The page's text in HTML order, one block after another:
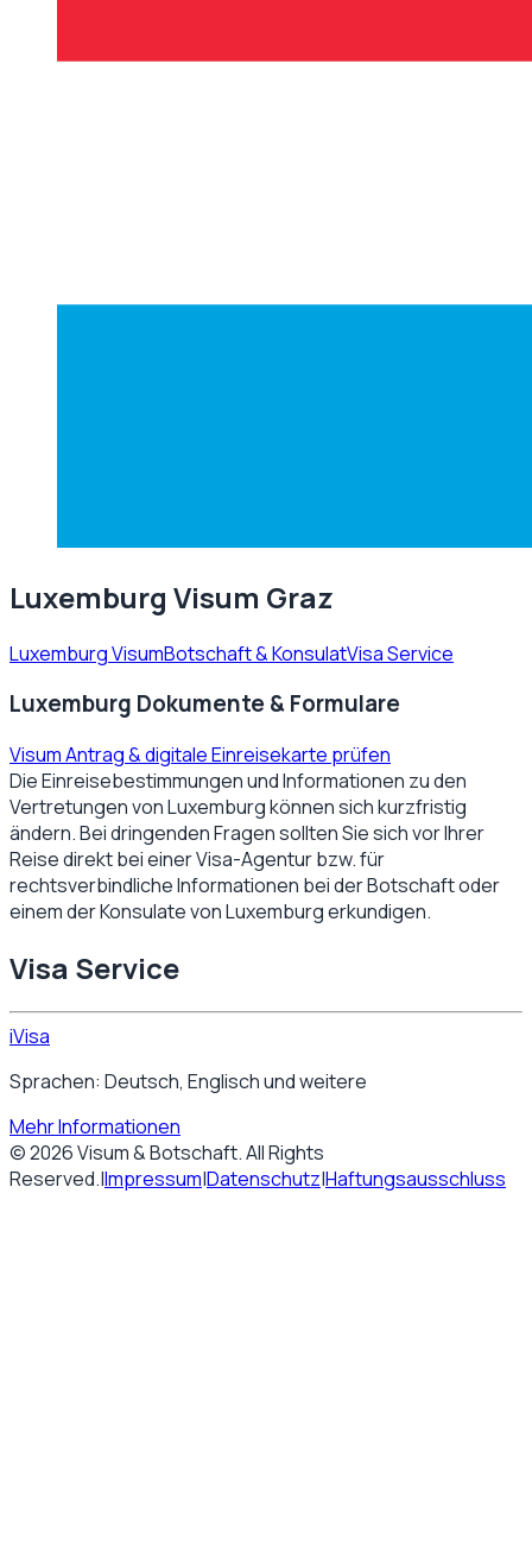
Luxemburg Visum Graz
Luxemburg VisumBotschaft & KonsulatVisa Service
Luxemburg Dokumente & Formulare
Visum Antrag & digitale Einreisekarte prüfen
Die Einreisebestimmungen und Informationen zu den
Vertretungen vonLuxemburgkönnen sich kurzfristig
ändern. Bei dringenden Fragen sollten Sie sich vor Ihrer
Reise direkt bei einer Visa-Agentur bzw. für
rechtsverbindliche Informationen bei der Botschaft oder
einem der Konsulate vonLuxemburgerkundigen.
Visa Service
iVisa
Sprachen: Deutsch, Englisch und weitere
Mehr Informationen
©2026Visum & Botschaft. All Rights
Reserved.|Impressum|Datenschutz|Haftungsausschluss